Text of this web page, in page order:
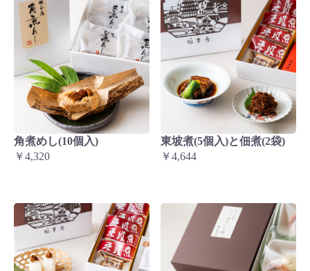
角煮めし(10個入)
￥4,320
東坡煮(5個入)と佃煮(2袋)
￥4,644